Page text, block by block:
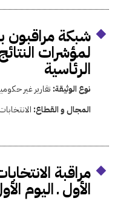
شبكة مراقبون
لمؤشرات
الرئاسية
نوع الوثيقة: تقارير غير
المجال و القطاع:
الأول ـ اليوم